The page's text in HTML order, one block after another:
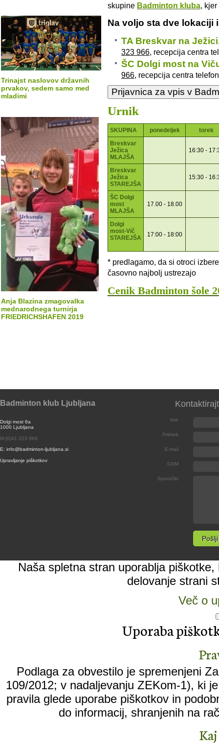
Trinajst naslovov državnih
prvakov, sedem samo med
mladimi
Anja Blazina zmagovalka
mednarodnega turnirja
FRIEDRICHSHAFEN 2019
skupine Badminton kluba,
Na voljo sta dve lokaciji
TA Breskvar na Ježici
323 966 , recepcija centra
ŠC Dolgi most na
966 , recepcija centra
Urnik
SKUPINA ponedeljek
torek
Breskvar
Ježica
MLAJŠA
16:30 -
Breskvar
Ježica
STAREJŠA
15:30 -
ŠC Dolgi
most
MLAJŠA
17.00 - 18.00
Dolgi
most-Vič
STAREJŠA
17:00 - 18:00
* predlagamo, da si otroci
časovno najbolj ustrezajo
Cenik Badminton šole
Badminton klub Ljubljana
Dolgi most 6a
1000 Ljubljana
M:(0)41 323 966
E: info@badminton-ljubljana.si
Upravljanje piškotkov
Ime
Priimek
E-mail
GSM
Sporočilo
Naša spletna stran uporablja
delovanje strani
Več o
Uporaba
Podlaga za obvestilo je spremenjeni
109/2012; v nadaljevanju ZEKom-1), ki
pravila glede uporabe piškotkov in
do informacij, shranjenih na